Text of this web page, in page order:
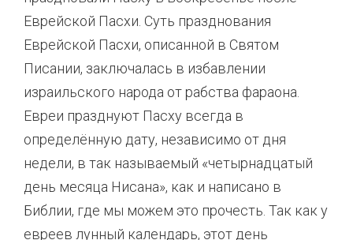
Еврейской Пасхи. Суть празднования
Еврейской Пасхи, описанной в Святом
Писании, заключалась в избавлении
израильского народа от рабства фараона.
Евреи празднуют Пасху всегда в
определённую дату, независимо от дня
недели, в так называемый «четырнадцатый
день месяца Нисана», как и написано в
Библии, где мы можем это прочесть. Так как у
евреев лунный календарь, этот день